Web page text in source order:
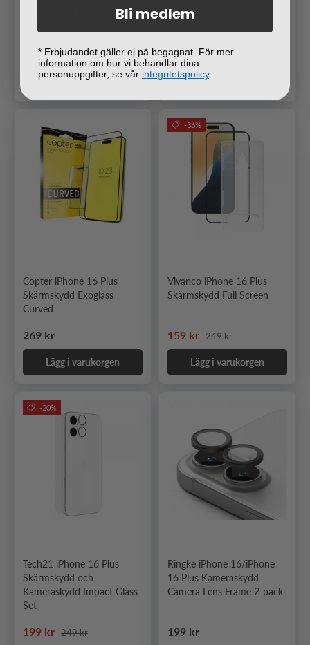
Skärmskydd Svart ram
Ordinarie pris
249 kr
Lägg i varukorgen
Skärmskydd Ultra-Wide Fit
Ordinarie pris
399 kr
Lägg i varukorgen
Copter iPhone 16 Plus
Skärmskydd Exoglass
Curved
Ordinarie pris
269 kr
Lägg i varukorgen
-36%
Vivanco iPhone 16 Plus
Skärmskydd Full Screen
Nedsatt pris
159 kr Ordinarie pris
249 kr
Lägg i varukorgen
-20%
Tech21 iPhone 16 Plus
Skärmskydd och
Kameraskydd Impact Glass
Set
Nedsatt pris
199 kr Ordinarie pris
249 kr
Ringke iPhone 16/iPhone
16 Plus Kameraskydd
Camera Lens Frame 2-pack
Ordinarie pris
199 kr
Bli medlem
* Erbjudandet gäller ej på begagnat. För mer
information om hur vi behandlar dina
personuppgifter, se vår integritetspolicy.